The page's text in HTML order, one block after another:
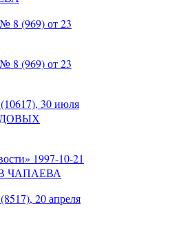
8 (969) от 23
8 (969) от 23
30 июля
1997-10-21
ЧАПАЕВА
20 апреля